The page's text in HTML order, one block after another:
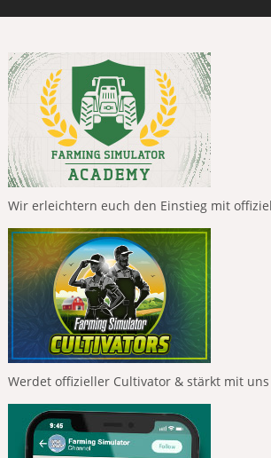
Wir erleichtern euch den Einstieg mit
Werdet offizieller Cultivator & stärkt mit